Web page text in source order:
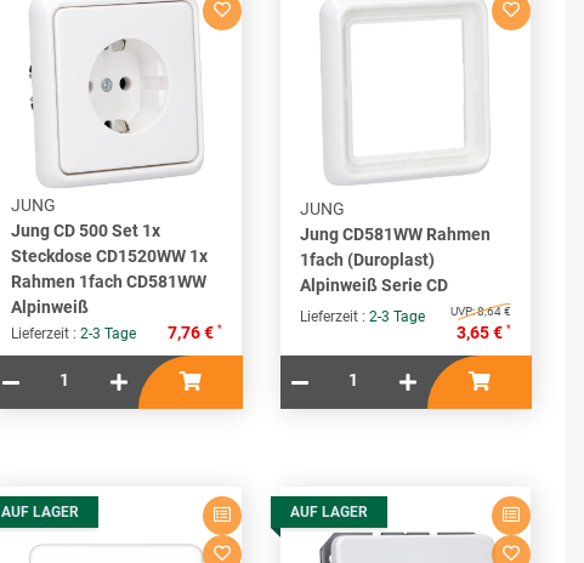
JUNG
Jung CD 500 Set 1x
Steckdose CD1520WW 1x
Rahmen 1fach CD581WW
Alpinweiß
Lieferzeit : 2-3 Tage 7,76 € *
JUNG
Jung CD581WW Rahmen
1fach (Duroplast)
Alpinweiß Serie CD
Lieferzeit : 2-3 Tage UVP:8,64 €
3,65 € *
AUF LAGER AUF LAGER